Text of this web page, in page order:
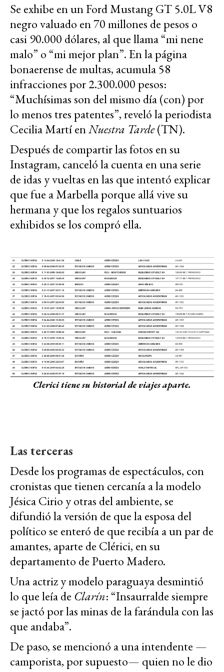
Se exhibe en un Ford Mustang GT 5.0L V8
negro valuado en 70 millones de pesos o
casi 90.000 dólares, al que llama “mi nene
malo” o “mi mejor plan”. En la página
bonaerense de multas, acumula 58
infracciones por 2.300.000 pesos:
“Muchísimas son del mismo día (con) por
lo menos tres patentes”, reveló la periodista
Cecilia Martí enNuestra Tarde(TN).
Después de compartir las fotos en su
Instagram, canceló la cuenta en una serie
de idas y vueltas en las que intentó explicar
que fue a Marbella porque allá vive su
hermana y que los regalos suntuarios
exhibidos se los compró ella.
Clerici tiene su historial de viajes aparte.
Las terceras
Desde los programas de espectáculos, con
cronistas que tienen cercanía a la modelo
Jésica Cirio y otras del ambiente, se
difundió la versión de que la esposa del
político se enteró de que recibía a un par de
amantes, aparte de Clérici, en su
departamento de Puerto Madero.
Una actriz y modelo paraguaya desmintió
lo que leía de Clarín: “Insaurralde siempre
se jactó por las minas de la farándula con las
que andaba”.
De paso, se mencionó a una intendente —
camporista, por supuesto— quien no le dio